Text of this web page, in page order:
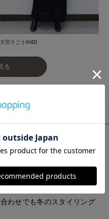
大宮そごうINED
る
細
生地をドッキングしたデザ
ングでパフスリーブが女性
柔らかなタッチのウール混
わせでも冬のスタイリング